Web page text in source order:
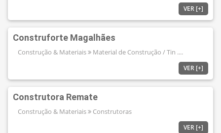
VER [+]
Construforte Magalhães
Construção & Materiais Material de Construção / Tin ....
VER [+]
Construtora Remate
Construção & Materiais Construtoras
VER [+]